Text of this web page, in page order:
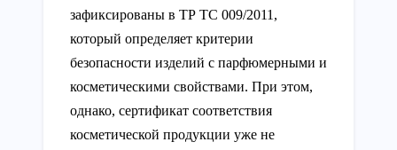
зафиксированы в ТР ТС 009/2011,
который определяет критерии
безопасности изделий с парфюмерными и
косметическими свойствами. При этом,
однако, сертификат соответствия
косметической продукции уже не